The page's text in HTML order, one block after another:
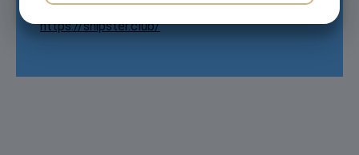
2960 Rungsted Kyst
https://shipster.club/